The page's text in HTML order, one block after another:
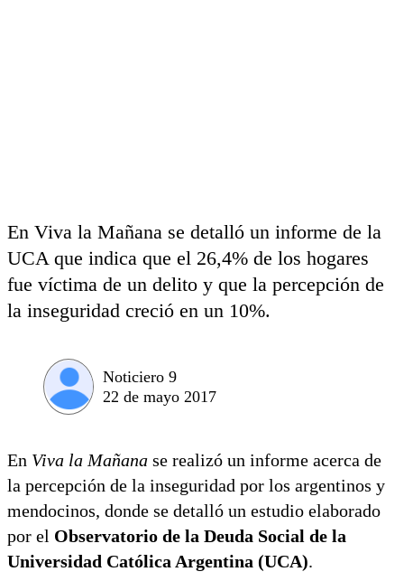
En Viva la Mañana se detalló un informe de la
UCA que indica que el 26,4% de los hogares
fue víctima de un delito y que la percepción de
la inseguridad creció en un 10%.
Noticiero 9
22 de mayo 2017
En Viva la Mañana se realizó un informe acerca de
la percepción de la inseguridad por los argentinos y
mendocinos, donde se detalló un estudio elaborado
por el Observatorio de la Deuda Social de la
Universidad Católica Argentina (UCA).